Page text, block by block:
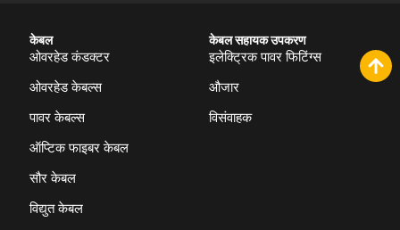
केबल
ओवरहेड कंडक्टर
ओवरहेड केबल्स
पावर केबल्स
ऑप्टिक फाइबर केबल
सौर केबल
विद्युत केबल
केबल सहायक उपकरण
इलेक्ट्रिक पावर फिटिंग्स
औजार
विसंवाहक